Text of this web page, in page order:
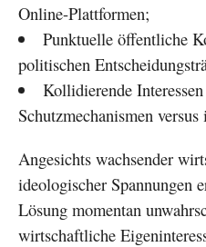
Online-Plattformen;
Punktuelle öffentliche
politischen
Kollidierende
Schutzmechanismen
Angesichts wachsender
ideologischer Spannungen
Lösung momentan
wirtschaftliche